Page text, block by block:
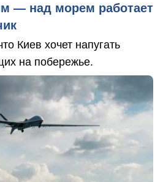
— над морем работает
Киев хочет напугать
на побережье.